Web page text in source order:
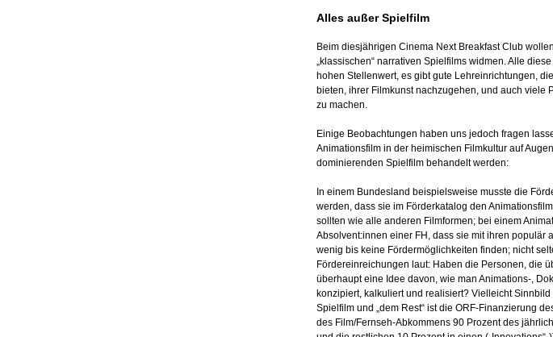
Alles außer Spielfilm
Beim diesjährigen Cinema Next Breakfast Club
„klassischen“ narrativen Spielfilms widmen. Alle
hohen Stellenwert, es gibt gute Lehreinrichtungen,
bieten, ihrer Filmkunst nachzugehen, und auch viele
zu machen.
Einige Beobachtungen haben uns jedoch fragen
Animationsfilm in der heimischen Filmkultur auf
dominierenden Spielfilm behandelt werden:
In einem Bundesland beispielsweise musste die
werden, dass sie im Förderkatalog den
sollten wie alle anderen Filmformen; bei einem
Absolvent:innen einer FH, dass sie mit ihren populär
wenig bis keine Fördermöglichkeiten finden; nicht
Fördereinreichungen laut: Haben die Personen, die
überhaupt eine Idee davon, wie man Animations-,
konzipiert, kalkuliert und realisiert? Vielleicht
Spielfilm und „dem Rest“ ist die ORF-Finanzierung
des Film/Fernseh-Abkommens 90 Prozent des